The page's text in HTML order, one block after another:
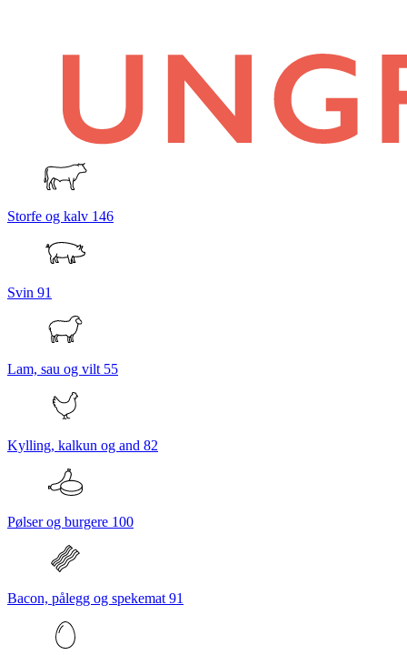
Storfe og kalv 146
Svin 91
Lam, sau og vilt 55
Kylling, kalkun og and 82
Pølser og burgere 100
Bacon, pålegg og spekemat 91